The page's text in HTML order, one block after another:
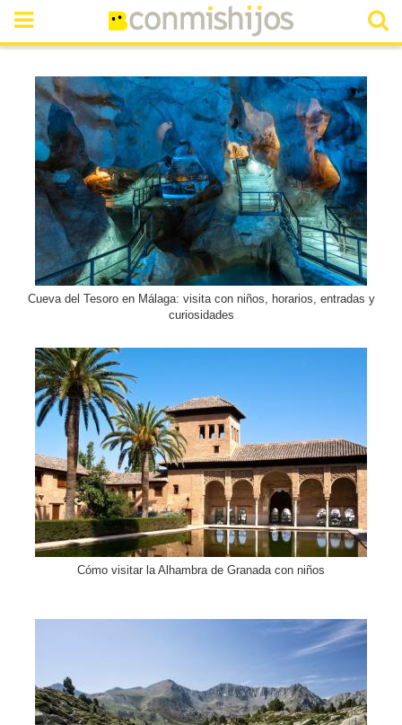
Cueva del Tesoro en Málaga: visita con niños, horarios, entradas y
curiosidades
Cómo visitar la Alhambra de Granada con niños